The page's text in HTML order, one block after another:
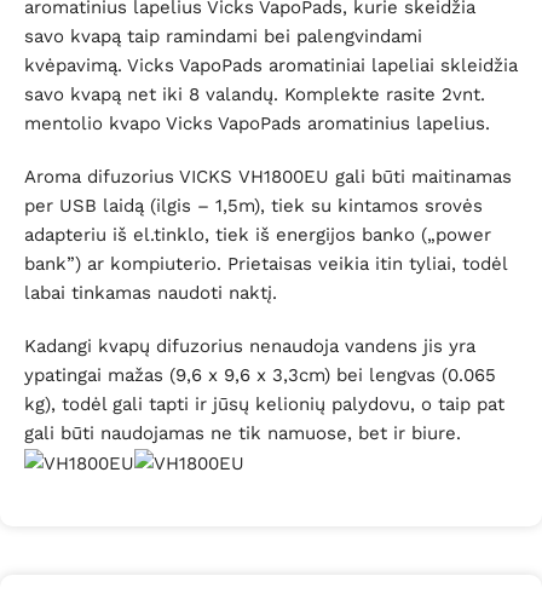
aromatinius lapelius Vicks VapoPads, kurie skeidžia
savo kvapą taip ramindami bei palengvindami
kvėpavimą. Vicks VapoPads aromatiniai lapeliai skleidžia
savo kvapą net iki 8 valandų. Komplekte rasite 2vnt.
mentolio kvapo Vicks VapoPads aromatinius lapelius.
Aroma difuzorius VICKS VH1800EU gali būti maitinamas
per USB laidą (ilgis – 1,5m), tiek su kintamos srovės
adapteriu iš el.tinklo, tiek iš energijos banko („power
bank”) ar kompiuterio. Prietaisas veikia itin tyliai, todėl
labai tinkamas naudoti naktį.
Kadangi kvapų difuzorius nenaudoja vandens jis yra
ypatingai mažas (9,6 x 9,6 x 3,3cm) bei lengvas (0.065
kg), todėl gali tapti ir jūsų kelionių palydovu, o taip pat
gali būti naudojamas ne tik namuose, bet ir biure.